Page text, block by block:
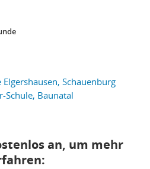
Schauenburg
Schule, Baunatal
an, um mehr